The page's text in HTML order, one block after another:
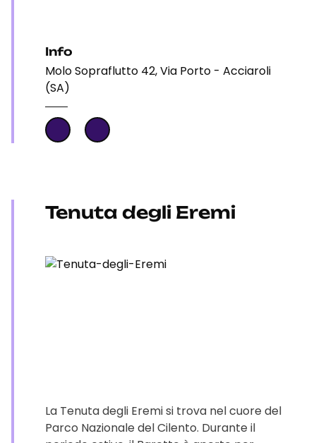
Info
Molo Sopraflutto 42, Via Porto - Acciaroli
(SA)
Tenuta degli Eremi
La Tenuta degli Eremi si trova nel cuore del
Parco Nazionale del Cilento. Durante il